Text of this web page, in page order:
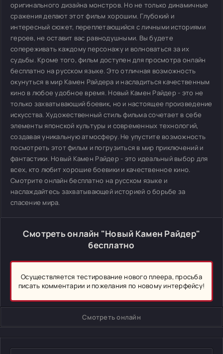
оригинального дизайна монстров. Но не только динамичные
сражения делают этот фильм хорошим. Глубокий и
интересный сюжет, переплетающийся с личными историями
героев, не оставит вас равнодушными. Вы будете
сопереживать каждому персонажу и волноваться за их
судьбы. Кроме того, фильм доступен для просмотра онлайн
бесплатно на русском языке. Это отличная возможность
окунуться в мир Камен Райдера и насладиться качественным
кино в любое удобное время. Новый Камен Райдер - это не
только захватывающий боевик, но и настоящее произведение
искусства. Художественный стиль фильма сочетает в себе
элементы японской культуры и современных технологий,
создавая уникальную атмосферу. Не упустите возможность
посмотреть этот фильм и погрузиться в мир приключений и
фантастики. Новый Камен Райдер - это идеальный выбор для
всех, кто любит хорошие боевики и качественное кино.
Смотрите онлайн бесплатно на русском языке и
наслаждайтесь захватывающей историей о борьбе за
спасение мира.
Смотреть онлайн "Новый Камен Райдер"
бесплатно
Осуществляется тестирование нового плеера, просьба
писать комментарии и пожелания по новому интерфейсу!
Смотреть онлайн